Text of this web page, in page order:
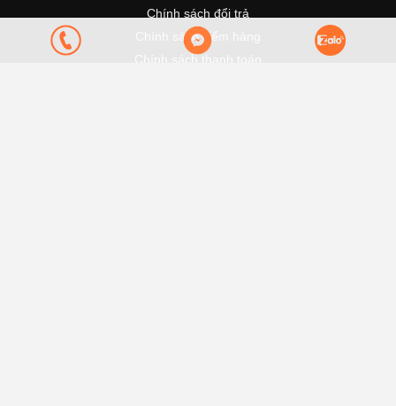
Chính sách đổi trả
Chính sách kiểm hàng
Chính sách thanh toán